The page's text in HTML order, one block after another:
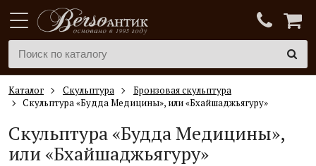
Каталог Скульптура
Бронзовая скульптура
Скульптура «Будда Медицины», или «Бхайшаджьягуру»
Скульптура «Будда Медицины»,
или «Бхайшаджьягуру»